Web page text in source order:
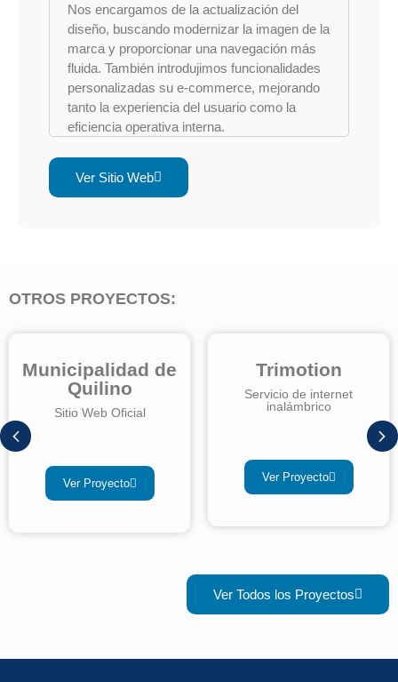
Nos encargamos de la actualización del
diseño, buscando modernizar la imagen de la
marca y proporcionar una navegación más
fluida. También introdujimos funcionalidades
personalizadas su e-commerce, mejorando
tanto la experiencia del usuario como la
eficiencia operativa interna.
Trabajamos en colaboración con el equipo de
Silvina C. para entender sus requisitos, lo
El resultando final es un sitio web con un e-
de mueblería y decoración.
Ver Sitio Web
OTROS PROYECTOS:
Municipalidad de
Quilino
Sitio Web Oficial
Ver Proyecto
Trimotion
Servicio de internet
inalámbrico
Ver Proyecto
Ver Todos los Proyectos